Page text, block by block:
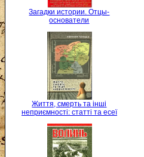
Загадки истории. Отцы-
основатели
Життя, смерть та інші
неприємності: статті та есеї